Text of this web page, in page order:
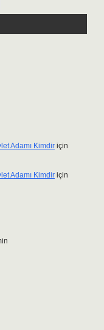
Adamı Kimdir için
Adamı Kimdir için